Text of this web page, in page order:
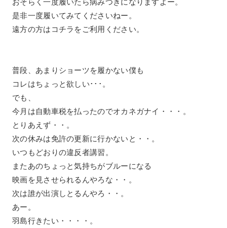
是非一度履いてみてくださいねー。
遠方の方はコチラをご利用ください。
普段、あまりショーツを履かない僕も
コレはちょっと欲しい･･･。
でも、
今月は自動車税を払ったのでオカネガナイ・・・。
とりあえず・・。
次の休みは免許の更新に行かないと・・。
いつもどおりの違反者講習。
またあのちょっと気持ちがブルーになる
映画を見させられるんやろな・・。
次は誰が出演しとるんやろ・・。
あー。
羽島行きたい・・・・。